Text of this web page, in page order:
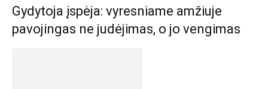
Gydytoja įspėja: vyresniame amžiuje
pavojingas ne judėjimas, o jo vengimas